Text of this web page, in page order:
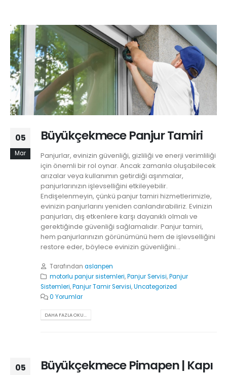
05
Mar
Büyükçekmece Panjur Tamiri
Panjurlar, evinizin güvenliği, gizliliği ve enerji verimliliği
için önemli bir rol oynar. Ancak zamanla oluşabilecek
arızalar veya kullanımın getirdiği aşınmalar,
panjurlarınızın işlevselliğini etkileyebilir.
Endişelenmeyin, çünkü panjur tamiri hizmetlerimizle,
evinizin panjurlarını yeniden canlandırabiliriz. Evinizin
panjurları, dış etkenlere karşı dayanıklı olmalı ve
gerektiğinde güvenliği sağlamalıdır. Panjur tamiri,
hem panjurlarınızın görünümünü hem de işlevselliğini
restore eder, böylece evinizin güvenliğini...
Tarafından aslanpen
motorlu panjur sistemleri,Panjur Servisi,Panjur
Sistemleri,Panjur Tamir Servisi,Uncategorized
0 Yorumlar
DAHA FAZLA OKU...
05
Büyükçekmece Pimapen | Kapı